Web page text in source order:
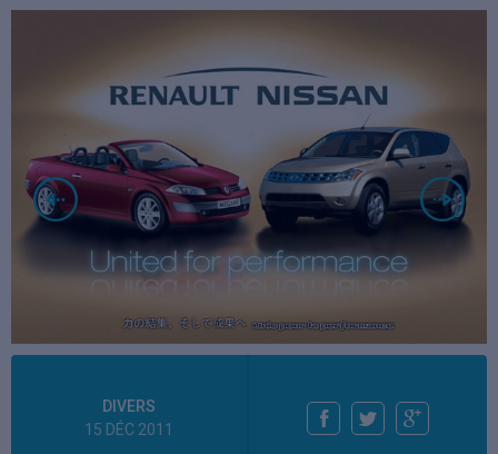
DIVERS
15 DÉC 2011